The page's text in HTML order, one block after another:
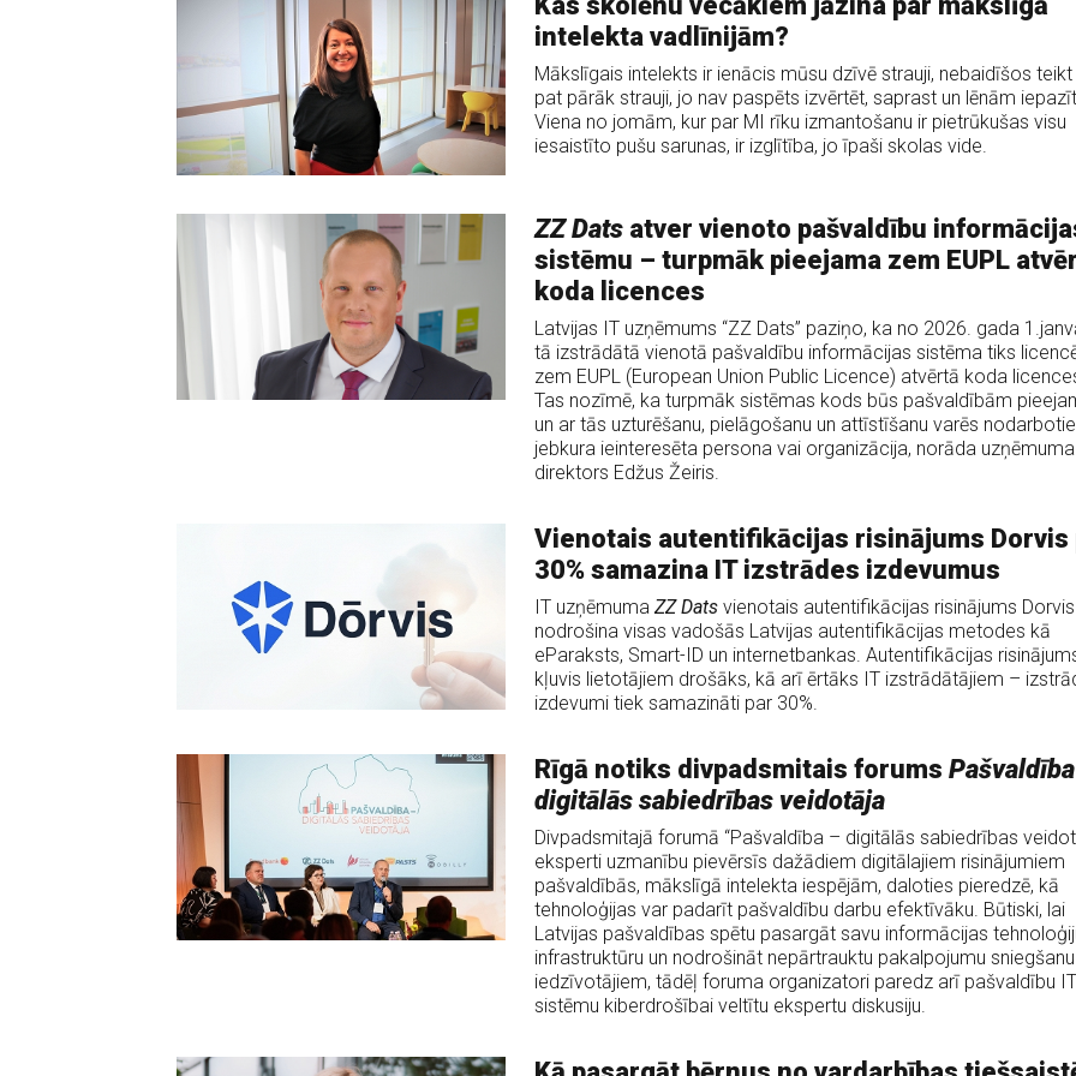
intelekta vadlīnijām?
Mākslīgais intelekts ir ienācis mūsu dzīvē strauji, nebaidīšos
pat pārāk strauji, jo nav paspēts izvērtēt, saprast un lēnām
Viena no jomām, kur par MI rīku izmantošanu ir pietrūkušas visu
iesaistīto pušu sarunas, ir izglītība, jo īpaši skolas vide.
ZZ Datsatver vienoto pašvaldību
sistēmu – turpmāk pieejama zem EUPL
koda licences
Latvijas IT uzņēmums “ZZ Dats” paziņo, ka no 2026. gada
tā izstrādātā vienotā pašvaldību informācijas sistēma tiks
zem EUPL (European Union Public Licence) atvērtā koda
Tas nozīmē, ka turpmāk sistēmas kods būs pašvaldībām
un ar tās uzturēšanu, pielāgošanu un attīstīšanu varēs
jebkura ieinteresēta persona vai organizācija, norāda uzņēmuma
direktors Edžus Žeiris.
Vienotais autentifikācijas risinājums Dorvis
30% samazina IT izstrādes izdevumus
IT uzņēmuma ZZ Datsvienotais autentifikācijas risinājums Dorvis
nodrošina visas vadošās Latvijas autentifikācijas metodes kā
eParaksts, Smart-ID un internetbankas. Autentifikācijas
kļuvis lietotājiem drošāks, kā arī ērtāks IT izstrādātājiem –
izdevumi tiek samazināti par 30%.
Rīgā notiks divpadsmitais forums
digitālās sabiedrības veidotāja
Divpadsmitajā forumā “Pašvaldība – digitālās sabiedrības
eksperti uzmanību pievērsīs dažādiem digitālajiem risinājumiem
pašvaldībās, mākslīgā intelekta iespējām, daloties pieredzē, kā
tehnoloģijas var padarīt pašvaldību darbu efektīvāku. Būtiski, lai
Latvijas pašvaldības spētu pasargāt savu informācijas
infrastruktūru un nodrošināt nepārtrauktu pakalpojumu sniegšanu
iedzīvotājiem, tādēļ foruma organizatori paredz arī pašvaldību IT
sistēmu kiberdrošībai veltītu ekspertu diskusiju.